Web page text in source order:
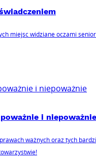
miejsc widziane oczami
i niepoważnie
ważnych oraz tych